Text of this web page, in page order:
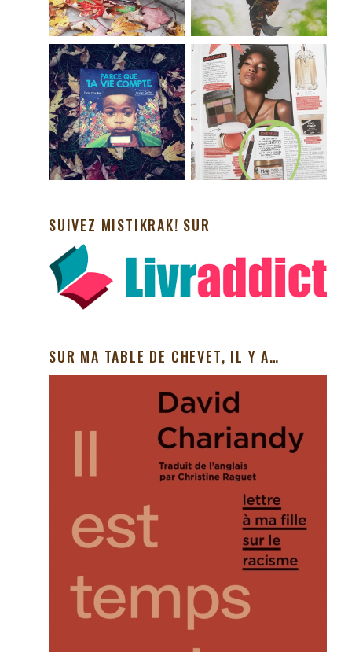
SUIVEZ MISTIKRAK! SUR
SUR MA TABLE DE CHEVET, IL Y A…